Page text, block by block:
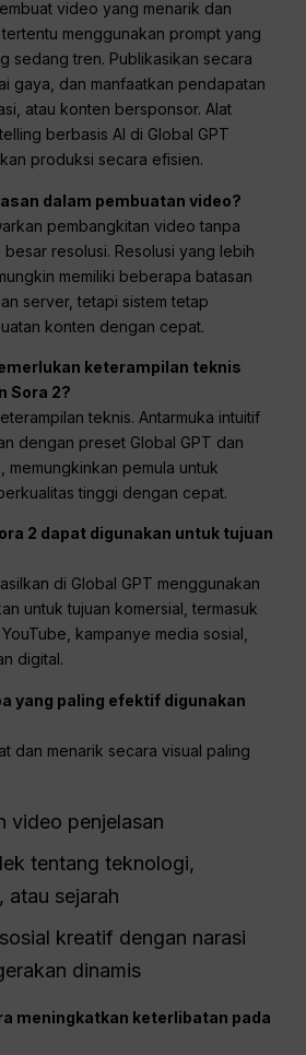
video yang menarik dan
menggunakan prompt yang
sedang tren. Publikasikan secara
gaya, dan manfaatkan pendapatan
atau konten bersponsor. Alat
berbasis AI di Global GPT
produksi secara efisien.
dalam pembuatan video?
pembangkitan video tanpa
resolusi. Resolusi yang lebih
memiliki beberapa batasan
server, tetapi sistem tetap
konten dengan cepat.
keterampilan teknis
Sora 2?
teknis. Antarmuka intuitif
dengan preset Global GPT dan
memungkinkan pemula untuk
tinggi dengan cepat.
2 dapat digunakan untuk tujuan
di Global GPT menggunakan
untuk tujuan komersial, termasuk
kampanye media sosial,
digital.
yang paling efektif digunakan
dan menarik secara visual paling
video penjelasan
tentang teknologi,
atau sejarah
kreatif dengan narasi
dinamis
meningkatkan keterlibatan pada